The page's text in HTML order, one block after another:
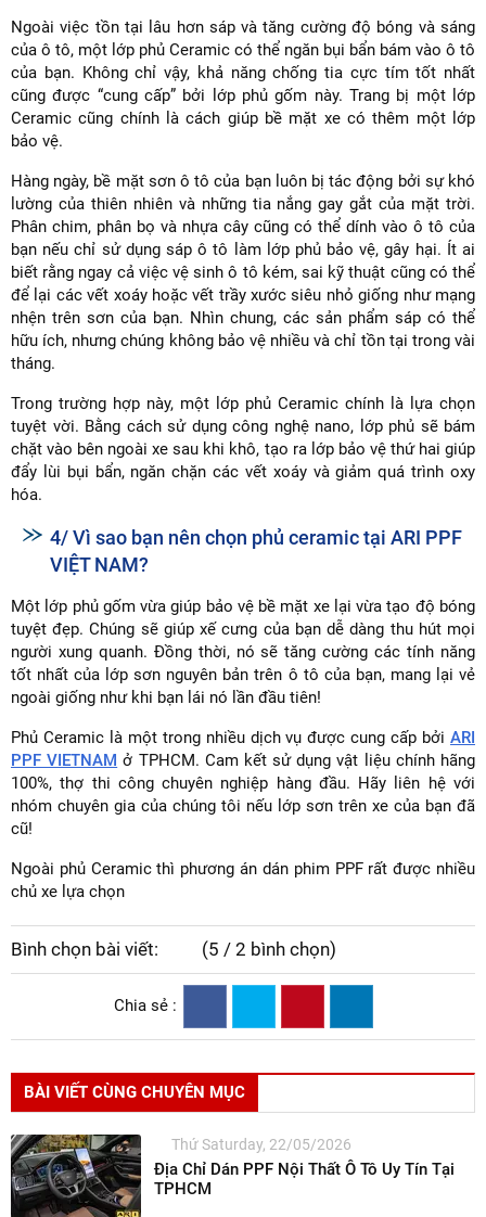
Ngoài việc tồn tại lâu hơn sáp và tăng cường độ bóng và sáng
của ô tô, một lớp phủ Ceramic có thể ngăn bụi bẩn bám vào ô tô
của bạn. Không chỉ vậy, khả năng chống tia cực tím tốt nhất
cũng được “cung cấp” bởi lớp phủ gốm này. Trang bị một lớp
Ceramic cũng chính là cách giúp bề mặt xe có thêm một lớp
bảo vệ.
Hàng ngày, bề mặt sơn ô tô của bạn luôn bị tác động bởi sự khó
lường của thiên nhiên và những tia nắng gay gắt của mặt trời.
Phân chim, phân bọ và nhựa cây cũng có thể dính vào ô tô của
bạn nếu chỉ sử dụng sáp ô tô làm lớp phủ bảo vệ, gây hại. Ít ai
biết rằng ngay cả việc vệ sinh ô tô kém, sai kỹ thuật cũng có thể
để lại các vết xoáy hoặc vết trầy xước siêu nhỏ giống như mạng
nhện trên sơn của bạn. Nhìn chung, các sản phẩm sáp có thể
hữu ích, nhưng chúng không bảo vệ nhiều và chỉ tồn tại trong vài
tháng.
Trong trường hợp này, một lớp phủ Ceramic chính là lựa chọn
tuyệt vời. Bằng cách sử dụng công nghệ nano, lớp phủ sẽ bám
chặt vào bên ngoài xe sau khi khô, tạo ra lớp bảo vệ thứ hai giúp
đẩy lùi bụi bẩn, ngăn chặn các vết xoáy và giảm quá trình oxy
hóa.
4/ Vì sao bạn nên chọn phủ ceramic tại ARI PPF
VIỆT NAM?
Một lớp phủ gốm vừa giúp bảo vệ bề mặt xe lại vừa tạo độ bóng
tuyệt đẹp. Chúng sẽ giúp xế cưng của bạn dễ dàng thu hút mọi
người xung quanh. Đồng thời, nó sẽ tăng cường các tính năng
tốt nhất của lớp sơn nguyên bản trên ô tô của bạn, mang lại vẻ
ngoài giống như khi bạn lái nó lần đầu tiên!
Phủ Ceramic là một trong nhiều dịch vụ được cung cấp bởi ARI
PPF VIETNAM ở TPHCM. Cam kết sử dụng vật liệu chính hãng
100%, thợ thi công chuyên nghiệp hàng đầu. Hãy liên hệ với
nhóm chuyên gia của chúng tôi nếu lớp sơn trên xe của bạn đã
cũ!
Ngoài phủ Ceramic thì phương án dán phim PPF rất được nhiều
chủ xe lựa chọn
Bình chọn bài viết: (5 / 2 bình chọn)
Chia sẻ :
BÀI VIẾT CÙNG CHUYÊN MỤC
Thứ Saturday, 22/05/2026
Địa Chỉ Dán PPF Nội Thất Ô Tô Uy Tín Tại
TPHCM